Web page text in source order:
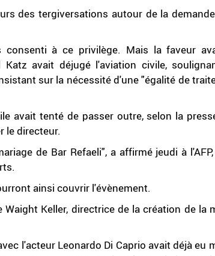
des tergiversations autour de la
consenti à ce privilège. Mais la faveur
avait déjugé l'aviation civile,
sur la nécessité d'une "égalité de
avait tenté de passer outre, selon la
le directeur.
de Bar Refaeli", a affirmé jeudi à
ainsi couvrir l'évènement.
Keller, directrice de la création de la
l'acteur Leonardo Di Caprio avait déjà eu